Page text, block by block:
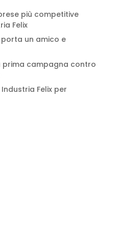
più competitive
Felix
porta un amico e
prima campagna contro
Felix per